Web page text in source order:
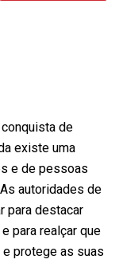
de
existe uma
e de pessoas
autoridades de
para destacar
para realçar que
protege as suas